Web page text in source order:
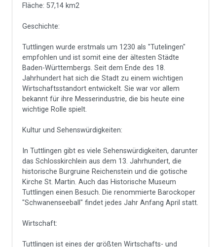
Fläche: 57,14 km2
Geschichte:
Tuttlingen wurde erstmals um 1230 als "Tutelingen"
empfohlen und ist somit eine der ältesten Städte
Baden-Württembergs. Seit dem Ende des 18.
Jahrhundert hat sich die Stadt zu einem wichtigen
Wirtschaftsstandort entwickelt. Sie war vor allem
bekannt für ihre Messerindustrie, die bis heute eine
wichtige Rolle spielt.
Kultur und Sehenswürdigkeiten:
In Tuttlingen gibt es viele Sehenswürdigkeiten, darunter
das Schlosskirchlein aus dem 13. Jahrhundert, die
historische Burgruine Reichenstein und die gotische
Kirche St. Martin. Auch das Historische Museum
Tuttlingen einen Besuch. Die renommierte Barockoper
"Schwanenseeball" findet jedes Jahr Anfang April statt.
Wirtschaft:
Tuttlingen ist eines der größten Wirtschafts- und